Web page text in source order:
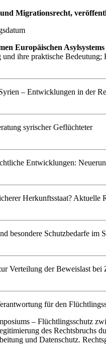
Migrationsrecht,
Europäischen Asylsystems
ihre praktische
– Entwicklungen in der
syrischer Geflüchteter
Entwicklungen:
Herkunftsstaat?
besondere Schutzbedarfe im
Verteilung der Beweislast bei
für den
– Flüchtlingsschutz
des Rechtsbruchs
und Datenschutz.